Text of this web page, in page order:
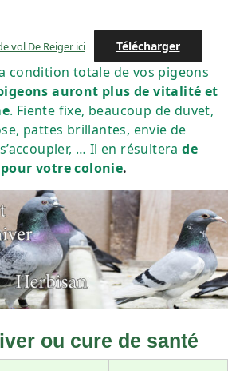
vol De Reiger ici Télécharger
condition totale de vos pigeons
auront plus de vitalité et
. Fiente fixe, beaucoup de duvet,
pattes brillantes, envie de
… Il en résulterade
votre colonie.
ou cure de santé